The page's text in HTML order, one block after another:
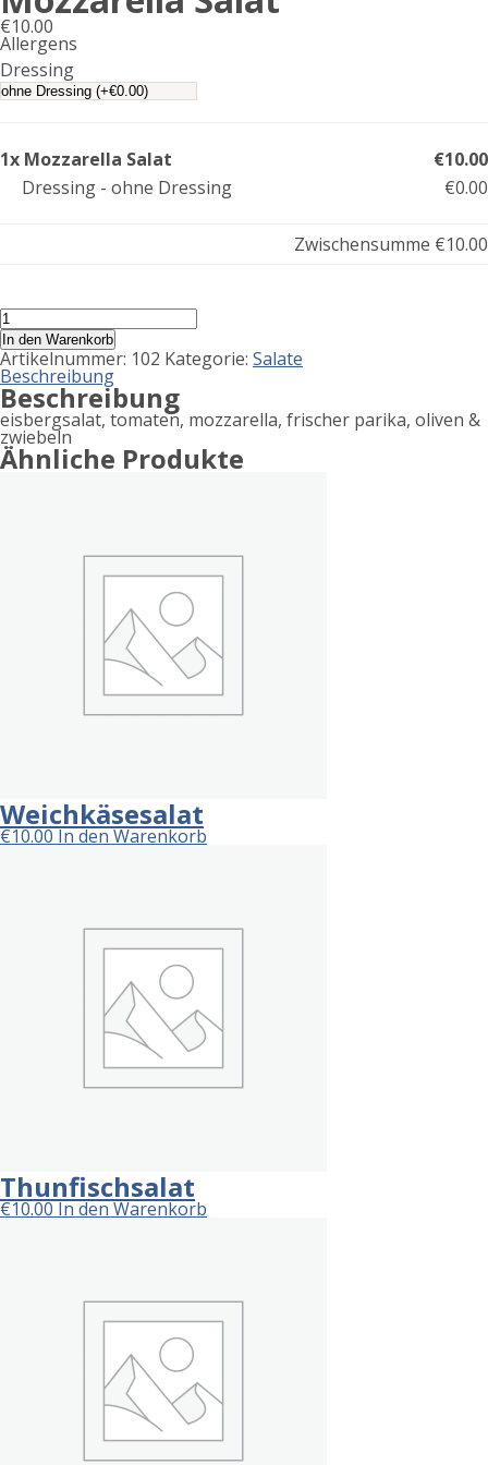
€10.00
Allergens
Product
allergen
Dressing
1x Mozzarella Salat
€10.00
Dressing - ohne Dressing
€0.00
Zwischensumme €10.00
Mozzarella
Salat
Menge
In den Warenkorb
Artikelnummer: 102 Kategorie: Salate
Beschreibung
Beschreibung
eisbergsalat, tomaten, mozzarella, frischer parika, oliven &
zwiebeln
Ähnliche Produkte
Weichkäsesalat
€10.00In den Warenkorb
Thunfischsalat
€10.00In den Warenkorb